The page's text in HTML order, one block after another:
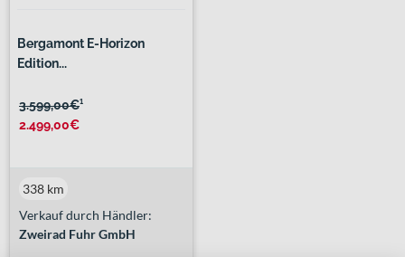
Bergamont E-Horizon
Edition...
3.599,00€¹
2.499,00€
Verkauf durch Händler:
Zweirad Fuhr GmbH
338 km